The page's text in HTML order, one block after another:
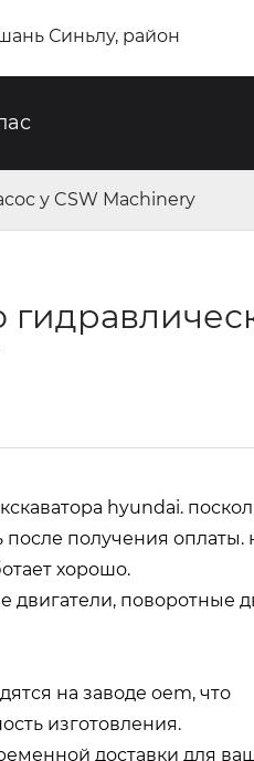
Синьлу, район
у CSW Machinery
hyundai.
получения оплаты.
хорошо.
двигатели, поворотные
на заводе oem, что
изготовления.
доставки для